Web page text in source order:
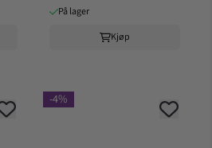
På lager
Kjøp
-4%